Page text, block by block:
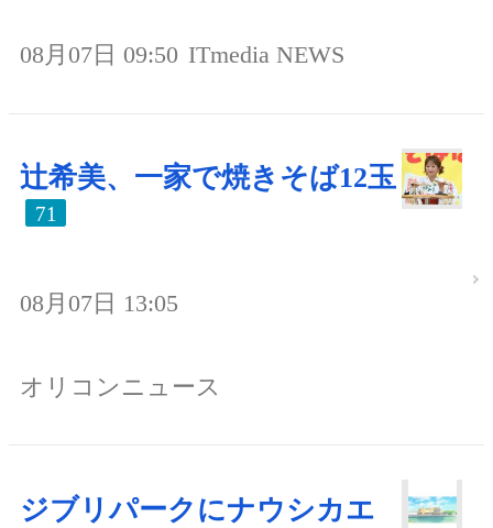
08月07日 09:50 ITmedia NEWS
辻希美、一家で焼きそば12玉
71
08月07日 13:05
オリコンニュース
ジブリパークにナウシカエ